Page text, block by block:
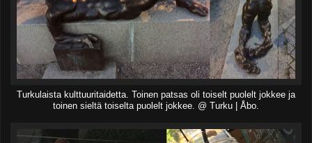
Turkulaista kulttuuritaidetta. Toinen patsas oli toiselt puolelt jokkee ja
toinen sieltä toiselta puolelt jokkee. @ Turku | Åbo.